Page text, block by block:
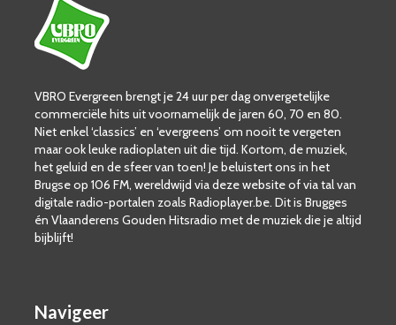
VBRO Evergreen brengt je 24 uur per dag onvergetelijke
commerciële hits uit voornamelijk de jaren 60, 70 en 80.
Niet enkel ‘classics’ en ‘evergreens’ om nooit te vergeten
maar ook leuke radioplaten uit die tijd. Kortom, de muziek,
het geluid en de sfeer van toen! Je beluistert ons in het
Brugse op 106 FM, wereldwijd via deze website of via tal van
digitale radio-portalen zoals Radioplayer.be. Dit is Brugges
én Vlaanderens Gouden Hitsradio met de muziek die je altijd
bijblijft!
Navigeer